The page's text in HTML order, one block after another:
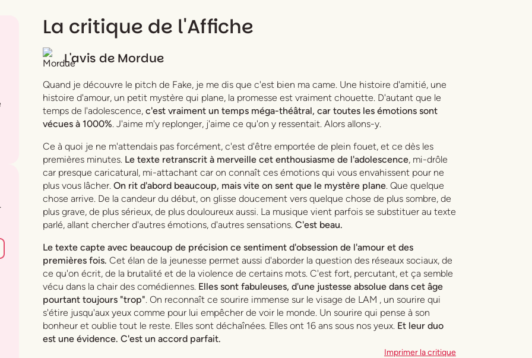
La critique de l'Affiche
L'avis de Mordue
Quand je découvre le pitch de Fake, je me dis que c'est bien ma came. Une histoire d'amitié, une
histoire d'amour, un petit mystère qui plane, la promesse est vraiment chouette. D'autant que le
temps de l'adolescence, c'est vraiment un temps méga-théâtral, car toutes les émotions sont
vécues à 1000%. J'aime m'y replonger, j'aime ce qu'on y ressentait. Alors allons-y.
Ce à quoi je ne m'attendais pas forcément, c'est d'être emportée de plein fouet, et ce dès les
premières minutes. Le texte retranscrit à merveille cet enthousiasme de l'adolescence, mi-drôle
car presque caricatural, mi-attachant car on connaît ces émotions qui vous envahissent pour ne
plus vous lâcher. On rit d'abord beaucoup, mais vite on sent que le mystère plane. Que quelque
chose arrive. De la candeur du début, on glisse doucement vers quelque chose de plus sombre, de
plus grave, de plus sérieux, de plus douloureux aussi. La musique vient parfois se substituer au texte
parlé, allant chercher d'autres émotions, d'autres sensations. C'est beau.
Le texte capte avec beaucoup de précision ce sentiment d'obsession de l'amour et des
premières fois. Cet élan de la jeunesse permet aussi d'aborder la question des réseaux sociaux, de
ce qu'on écrit, de la brutalité et de la violence de certains mots. C'est fort, percutant, et ça semble
vécu dans la chair des comédiennes. Elles sont fabuleuses, d'une justesse absolue dans cet âge
pourtant toujours "trop". On reconnaît ce sourire immense sur le visage de LAM , un sourire qui
s'étire jusqu'aux yeux comme pour lui empêcher de voir le monde. Un sourire qui pense à son
bonheur et oublie tout le reste. Elles sont déchaînées. Elles ont 16 ans sous nos yeux. Et leur duo
est une évidence. C'est un accord parfait.
Imprimer la critique